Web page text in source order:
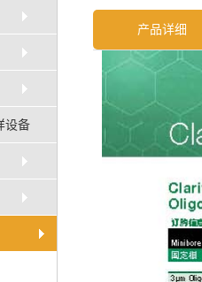
设备
产品详细